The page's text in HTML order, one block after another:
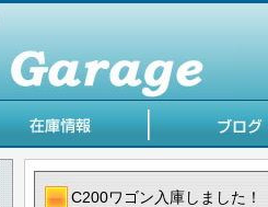
C200ワゴン入庫しました！